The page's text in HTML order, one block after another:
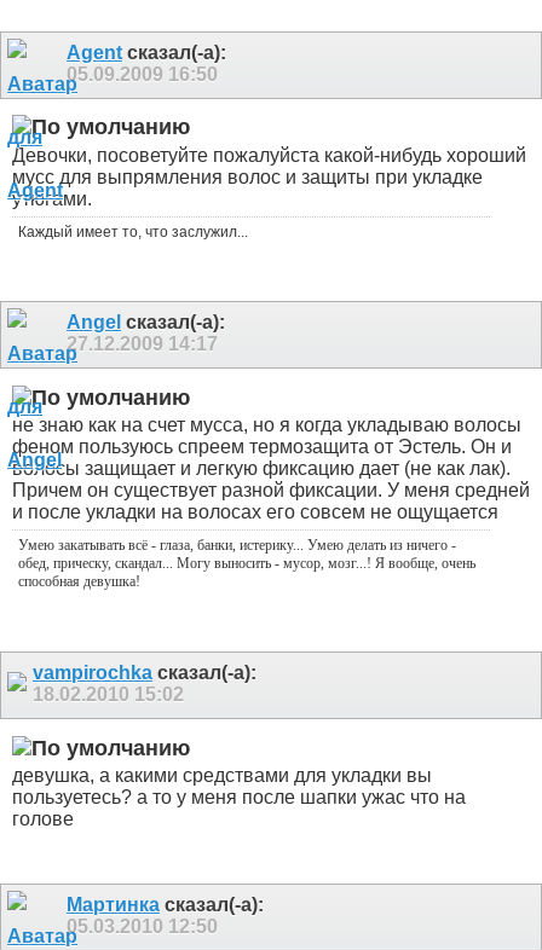
Agent сказал(-а):
05.09.2009 16:50
Девочки, посоветуйте пожалуйста какой-нибудь хороший
мусс для выпрямления волос и защиты при укладке
утюгами.
Каждый имеет то, что заслужил...
Angel сказал(-а):
27.12.2009 14:17
не знаю как на счет мусса, но я когда укладываю волосы
феном пользуюсь спреем термозащита от Эстель. Он и
волосы защищает и легкую фиксацию дает (не как лак).
Причем он существует разной фиксации. У меня средней
и после укладки на волосах его совсем не ощущается
Умею закатывать всё - глаза, банки, истерику... Умею делать из ничего -
обед, прическу, скандал... Могу выносить - мусор, мозг...! Я вообще, очень
способная девушка!
vampirochka сказал(-а):
18.02.2010 15:02
девушка, а какими средствами для укладки вы
пользуетесь? а то у меня после шапки ужас что на
голове
Мартинка сказал(-а):
05.03.2010 12:50